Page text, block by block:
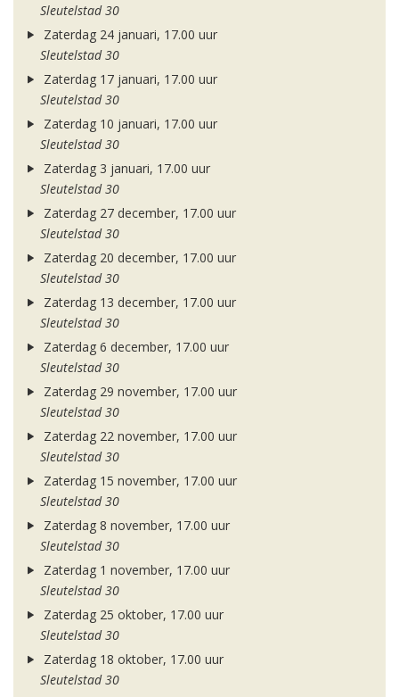
Sleutelstad 30
Zaterdag 24 januari, 17.00 uur
Sleutelstad 30
Zaterdag 17 januari, 17.00 uur
Sleutelstad 30
Zaterdag 10 januari, 17.00 uur
Sleutelstad 30
Zaterdag 3 januari, 17.00 uur
Sleutelstad 30
Zaterdag 27 december, 17.00 uur
Sleutelstad 30
Zaterdag 20 december, 17.00 uur
Sleutelstad 30
Zaterdag 13 december, 17.00 uur
Sleutelstad 30
Zaterdag 6 december, 17.00 uur
Sleutelstad 30
Zaterdag 29 november, 17.00 uur
Sleutelstad 30
Zaterdag 22 november, 17.00 uur
Sleutelstad 30
Zaterdag 15 november, 17.00 uur
Sleutelstad 30
Zaterdag 8 november, 17.00 uur
Sleutelstad 30
Zaterdag 1 november, 17.00 uur
Sleutelstad 30
Zaterdag 25 oktober, 17.00 uur
Sleutelstad 30
Zaterdag 18 oktober, 17.00 uur
Sleutelstad 30